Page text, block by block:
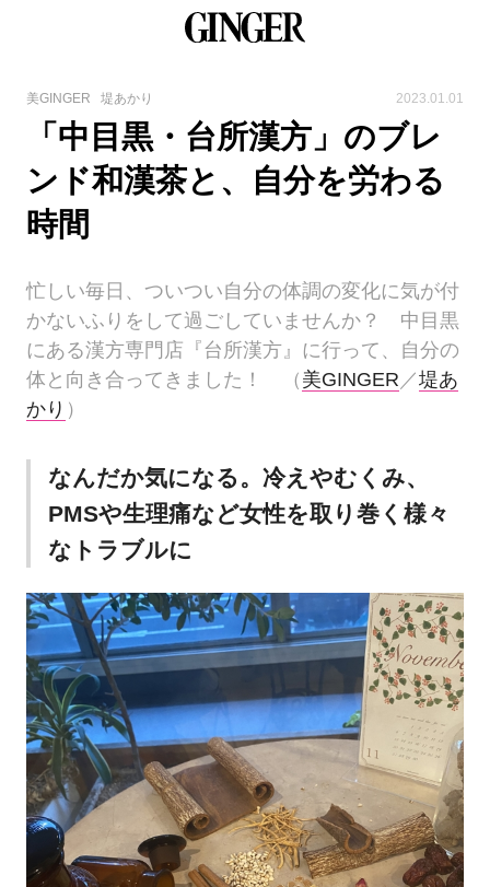
美GINGER 堤あかり 2023.01.01
「中目黒・台所漢方」のブレ
ンド和漢茶と、自分を労わる
時間
忙しい毎日、ついつい自分の体調の変化に気が付
かないふりをして過ごしていませんか？ 中目黒
にある漢方専門店『台所漢方』に行って、自分の
体と向き合ってきました！ （ 美GINGER ／堤あ
かり ）
なんだか気になる。冷えやむくみ、
PMSや生理痛など女性を取り巻く様々
なトラブルに